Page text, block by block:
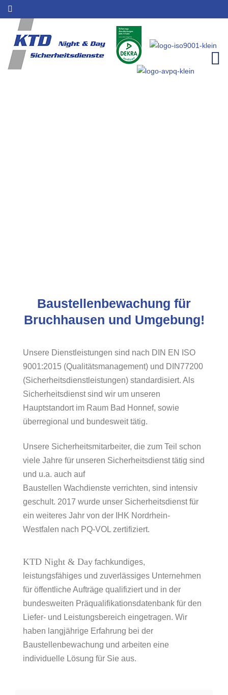
Baustellenbewachung für
Bruchhausen und Umgebung!
Unsere Dienstleistungen sind nach DIN EN ISO
9001:2015 (Qualitätsmanagement) und DIN77200
(Sicherheitsdienstleistungen) standardisiert. Als
Sicherheitsdienst sind wir um unseren
Hauptstandort im Raum Bad Honnef, sowie
überregional und bundesweit tätig.
Unsere Sicherheitsmitarbeiter, die zum Teil schon
viele Jahre für unseren Sicherheitsdienst tätig sind
und u.a. auch auf
Baustellen Wachdienste verrichten, sind intensiv
geschult. 2017 wurde unser Sicherheitsdienst für
ein weiteres Jahr von der IHK Nordrhein-
Westfalen nach PQ-VOL zertifiziert.
KTD Night & Day fachkundiges,
leistungsfähiges und zuverlässiges Unternehmen
für öffentliche Aufträge qualifiziert und in der
bundesweiten Präqualifikationsdatenbank für den
Liefer- und Leistungsbereich eingetragen. Wir
haben langjährige Erfahrung bei der
Baustellenbewachung und arbeiten eine
individuelle Lösung für Sie aus.